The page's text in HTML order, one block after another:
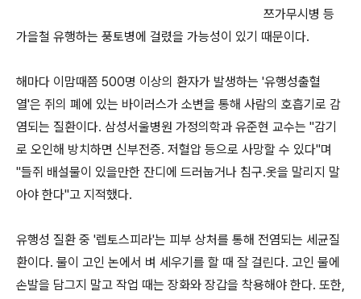
쯔가무시병 등
가을철 유행하는 풍토병에 걸렸을 가능성이 있기 때문이다.
해마다 이맘때쯤 500명 이상의 환자가 발생하는 '유행성출혈
열'은 쥐의 폐에 있는 바이러스가 소변을 통해 사람의 호흡기로 감
염되는 질환이다. 삼성서울병원 가정의학과 유준현 교수는 "감기
로 오인해 방치하면 신부전증. 저혈압 등으로 사망할 수 있다"며
"들쥐 배설물이 있을만한 잔디에 드러눕거나 침구․옷을 말리지 말
아야 한다"고 지적했다.
유행성 질환 중 '렙토스피라'는 피부 상처를 통해 전염되는 세균질
환이다. 물이 고인 논에서 벼 세우기를 할 때 잘 걸린다. 고인 물에
손발을 담그지 말고 작업 때는 장화와 장갑을 착용해야 한다. 또한,